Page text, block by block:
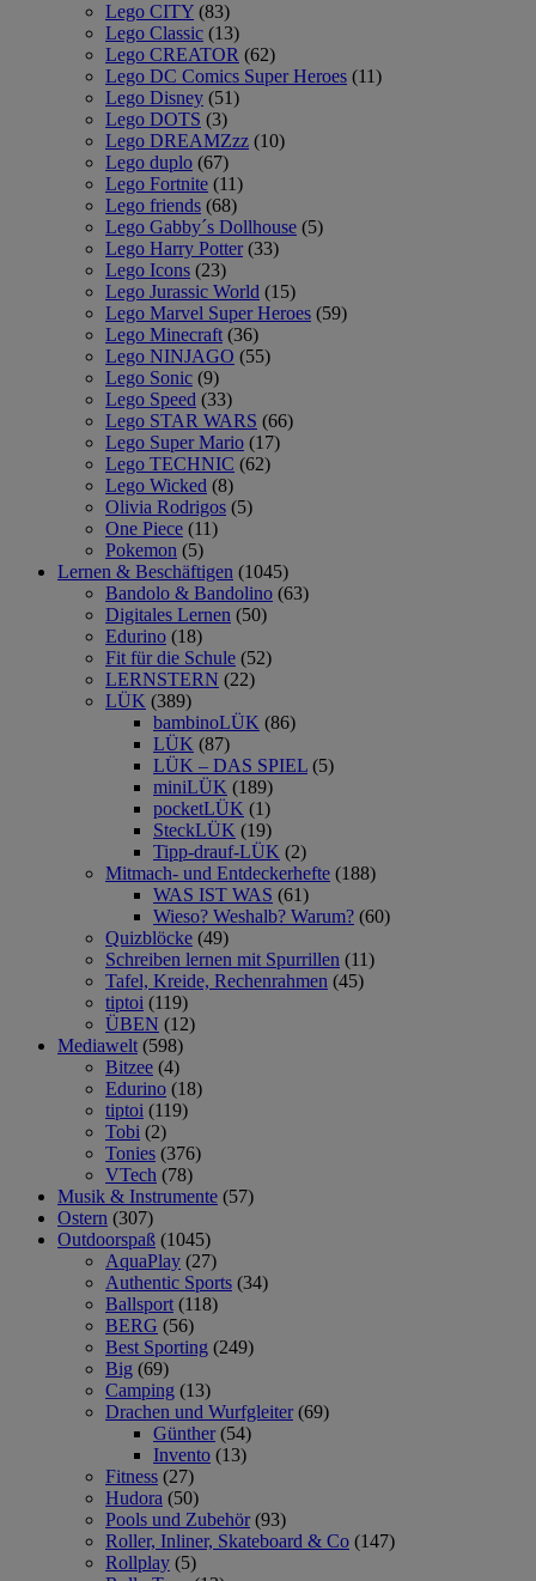
Lego CITY (83)
Lego Classic (13)
Lego CREATOR (62)
Lego DC Comics Super Heroes (11)
Lego Disney (51)
Lego DOTS (3)
Lego DREAMZzz (10)
Lego duplo (67)
Lego Fortnite (11)
Lego friends (68)
Lego Gabby´s Dollhouse (5)
Lego Harry Potter (33)
Lego Icons (23)
Lego Jurassic World (15)
Lego Marvel Super Heroes (59)
Lego Minecraft (36)
Lego NINJAGO (55)
Lego Sonic (9)
Lego Speed (33)
Lego STAR WARS (66)
Lego Super Mario (17)
Lego TECHNIC (62)
Lego Wicked (8)
Olivia Rodrigos (5)
One Piece (11)
Pokemon (5)
Lernen & Beschäftigen (1045)
Bandolo & Bandolino (63)
Digitales Lernen (50)
Edurino (18)
Fit für die Schule (52)
LERNSTERN (22)
LÜK (389)
bambinoLÜK (86)
LÜK (87)
LÜK – DAS SPIEL (5)
miniLÜK (189)
pocketLÜK (1)
SteckLÜK (19)
Tipp-drauf-LÜK (2)
Mitmach- und Entdeckerhefte (188)
WAS IST WAS (61)
Wieso? Weshalb? Warum? (60)
Quizblöcke (49)
Schreiben lernen mit Spurrillen (11)
Tafel, Kreide, Rechenrahmen (45)
tiptoi (119)
ÜBEN (12)
Mediawelt (598)
Bitzee (4)
Edurino (18)
tiptoi (119)
Tobi (2)
Tonies (376)
VTech (78)
Musik & Instrumente (57)
Ostern (307)
Outdoorspaß (1045)
AquaPlay (27)
Authentic Sports (34)
Ballsport (118)
BERG (56)
Best Sporting (249)
Big (69)
Camping (13)
Drachen und Wurfgleiter (69)
Günther (54)
Invento (13)
Fitness (27)
Hudora (50)
Pools und Zubehör (93)
Roller, Inliner, Skateboard & Co (147)
Rollplay (5)